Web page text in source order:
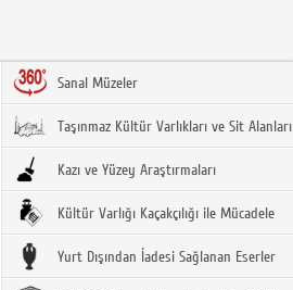
Sanal Müzeler
Taşınmaz Kültür Varlıkları ve Sit Alanları
Kazı ve Yüzey Araştırmaları
Kültür Varlığı Kaçakçılığı ile Mücadele
Yurt Dışından İadesi Sağlanan Eserler